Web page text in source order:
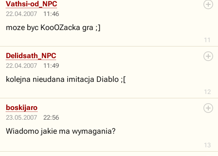
22.04.2007 11:46
11
Vathsi-od_NPC
moze byc KooOZacka gra ;]
22.04.2007 11:49
12
Delidsath_NPC
kolejna nieudana imitacja Diablo ;[
23.05.2007 22:56
13
boskijaro
Wiadomo jakie ma wymagania?